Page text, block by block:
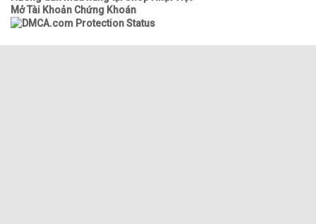
Mở Tài Khoản Chứng Khoán